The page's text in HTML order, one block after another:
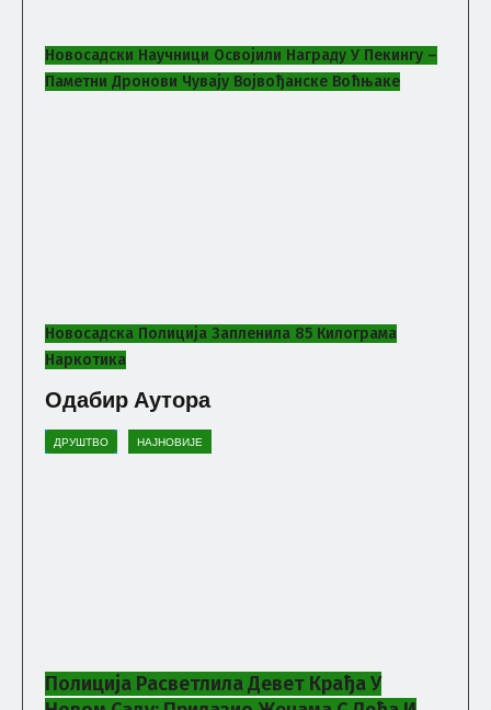
Новосадски Научници Освојили Награду У Пекингу –
Паметни Дронови Чувају Војвођанске Воћњаке
Новосадска Полиција Запленила 85 Килограма
Наркотика
Одабир Аутора
ДРУШТВО НАЈНОВИЈЕ
Полиција Расветлила Девет Крађа У